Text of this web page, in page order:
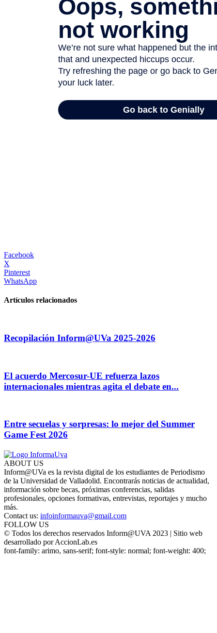
Facebook
X
Pinterest
WhatsApp
Artículos relacionados
Recopilación Inform@UVa 2025-2026
El acuerdo Mercosur-UE refuerza lazos
internacionales mientras agita el debate en...
Entre secuelas y sorpresas: lo mejor del Summer
Game Fest 2026
ABOUT US
Inform@UVa es la revista digital de los estudiantes de Periodismo
de la Universidad de Valladolid. Encontrarás noticias de actualidad,
información sobre becas, próximas conferencias, salidas
profesionales, opciones formativas, entrevistas, reportajes y mucho
más.
Contact us: infoinformauva@gmail.com
FOLLOW US
© Todos los derechos reservados Inform@UVA 2023 | Sitio web
desarrollado por AccionLab.es
font-family: arimo, sans-serif; font-style: normal; font-weight: 400;